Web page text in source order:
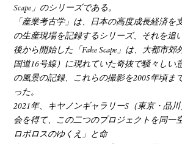
Scape」のシリーズである。
「産業考古学」は、日本の高度成長経済を
の生産現場を記録するシリーズ、それを追
後から開始した「Fake Scape」は、大都市
国道16号線）に現れていた奇抜で騒々しい
の風景の記録、これらの撮影を2005年頃ま
った。
2021年、キヤノンギャラリーS（東京・品
会を得て、この二つのプロジェクトを同一
ロボロスのゆくえ」と命